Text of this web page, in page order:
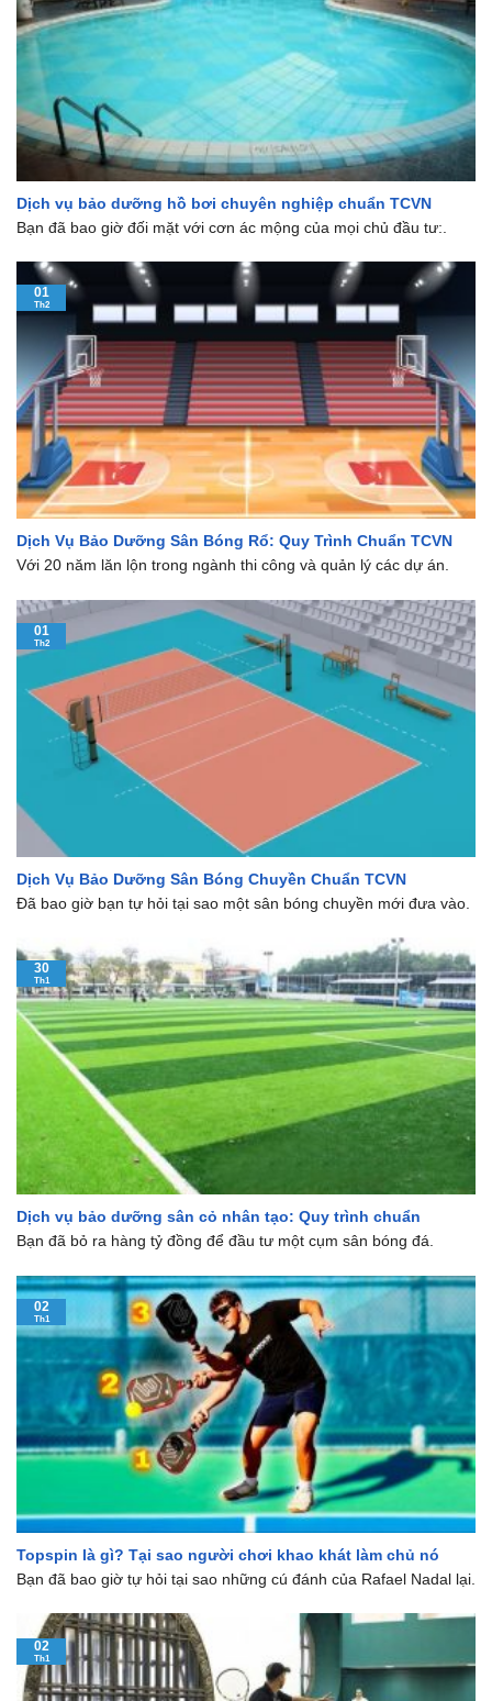
Dịch vụ bảo dưỡng hồ bơi chuyên nghiệp chuẩn TCVN
Bạn đã bao giờ đối mặt với cơn ác mộng của mọi chủ đầu tư:.
Dịch Vụ Bảo Dưỡng Sân Bóng Rổ: Quy Trình Chuẩn TCVN
Với 20 năm lăn lộn trong ngành thi công và quản lý các dự án.
01
Th2
Dịch Vụ Bảo Dưỡng Sân Bóng Chuyền Chuẩn TCVN
Đã bao giờ bạn tự hỏi tại sao một sân bóng chuyền mới đưa vào.
01
Th2
Dịch vụ bảo dưỡng sân cỏ nhân tạo: Quy trình chuẩn
Bạn đã bỏ ra hàng tỷ đồng để đầu tư một cụm sân bóng đá.
30
Th1
Topspin là gì? Tại sao người chơi khao khát làm chủ nó
Bạn đã bao giờ tự hỏi tại sao những cú đánh của Rafael Nadal lại.
02
Th1
02
Th1